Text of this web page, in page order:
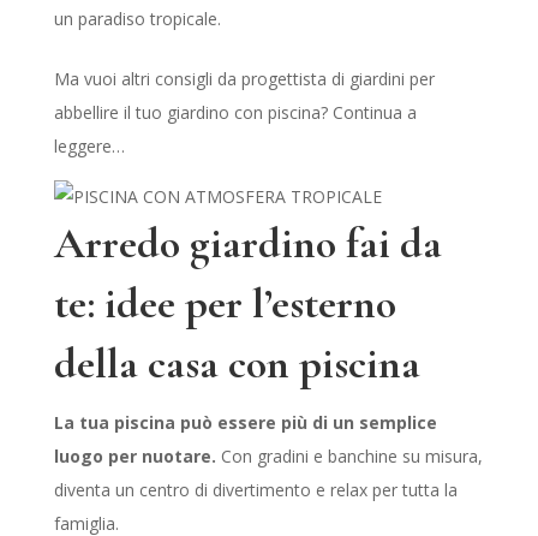
un paradiso tropicale.
Ma vuoi altri consigli da progettista di giardini per
abbellire il tuo giardino con piscina? Continua a
leggere…
Arredo giardino fai da
te: idee per l’esterno
della casa con piscina
La tua piscina può essere più di un semplice
luogo per nuotare. Con gradini e banchine su misura,
diventa un centro di divertimento e relax per tutta la
famiglia.